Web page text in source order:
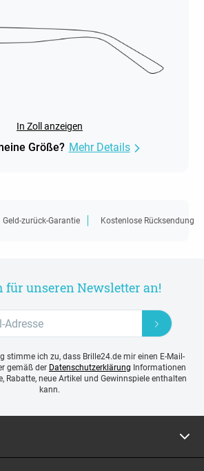
In Zoll anzeigen
Größe? Mehr Details
Geld-zurück-Garantie Kostenlose Rücksendung
für unseren Newsletter an!
stimme ich zu, dass Brille24.de mir einen E-Mail-
gemäß der Datenschutzerklärung Informationen
Rabatte, neue Artikel und Gewinnspiele enthalten
kann.